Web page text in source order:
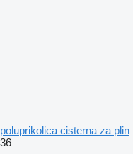
poluprikolica cisterna za plin
36